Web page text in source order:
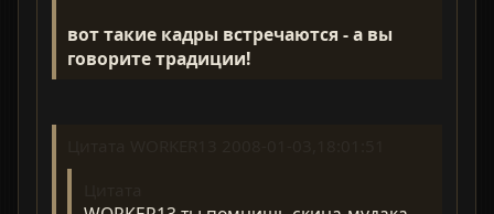
вот такие кадры встречаются - а вы
говорите традиции!